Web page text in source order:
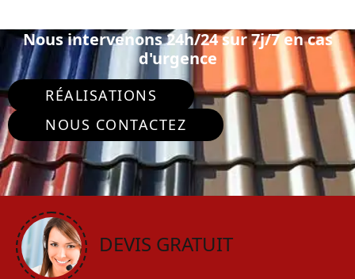
Nous intervenons 24h/24 sur 7j/7 en cas
d'urgence
RÉALISATIONS
NOUS CONTACTEZ
DEVIS GRATUIT